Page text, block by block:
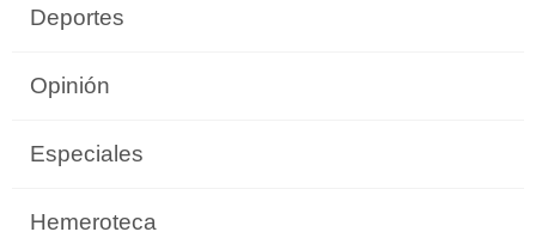
Deportes
Opinión
Especiales
Hemeroteca